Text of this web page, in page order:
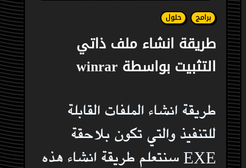
برامج حلول
طريقة انشاء ملف ذاتي
التثبيت بواسطة winrar
طريقة انشاء الملفات القابلة
للتنفيذ والتي تكون بلاحقة
EXE سنتعلم طريقة انشاء هذه